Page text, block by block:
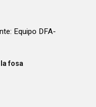
Equipo DFA-
fosa